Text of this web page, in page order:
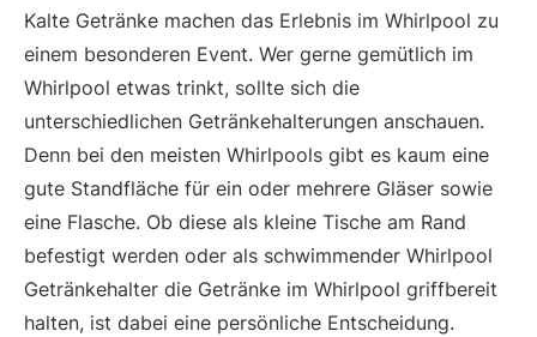
Kalte Getränke machen das Erlebnis im Whirlpool zu
einem besonderen Event. Wer gerne gemütlich im
Whirlpool etwas trinkt, sollte sich die
unterschiedlichen Getränkehalterungen anschauen.
Denn bei den meisten Whirlpools gibt es kaum eine
gute Standfläche für ein oder mehrere Gläser sowie
eine Flasche. Ob diese als kleine Tische am Rand
befestigt werden oder als schwimmender Whirlpool
Getränkehalter die Getränke im Whirlpool griffbereit
halten, ist dabei eine persönliche Entscheidung.